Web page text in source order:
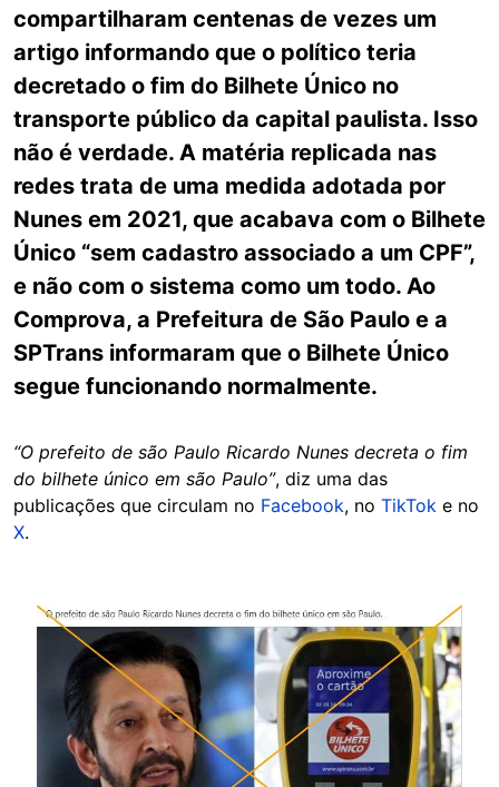
compartilharam centenas de vezes um
artigo informando que o político teria
decretado o fim do Bilhete Único no
transporte público da capital paulista. Isso
não é verdade. A matéria replicada nas
redes trata de uma medida adotada por
Nunes em 2021, que acabava com o Bilhete
Único “sem cadastro associado a um CPF”,
e não com o sistema como um todo. Ao
Comprova, a Prefeitura de São Paulo e a
SPTrans informaram que o Bilhete Único
segue funcionando normalmente.
“O prefeito de são Paulo Ricardo Nunes decreta o fim
do bilhete único em são Paulo”, diz uma das
publicações que circulam no Facebook, no TikTok e no
X.
Image